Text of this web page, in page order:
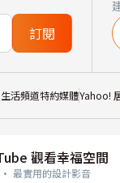
訂閱
活頻道特約媒體Yahoo!
觀看幸福空間
最實用的設計影音